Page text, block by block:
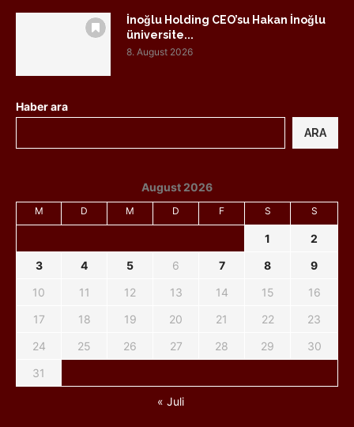
İnoğlu Holding CEO’su Hakan İnoğlu
üniversite...
8. August 2026
Haber ara
ARA
August 2026
M D M D F S S
1
2
3
4 5 6 7 8
9
10
11 12 13 14 15
16
17
18 19 20 21 22
23
24
25 26 27 28 29
30
31
« Juli